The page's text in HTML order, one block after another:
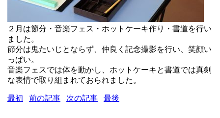
２月は節分・音楽フェス・ホットケーキ作り・書道を行い
ました。
節分は鬼たいじとならず、仲良く記念撮影を行い、笑顔い
っぱい。
音楽フェスでは体を動かし、ホットケーキと書道では真剣
な表情で取り組まれておられました。
最初 前の記事 次の記事 最後